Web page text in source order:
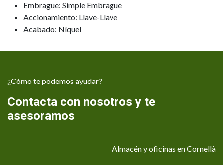
Embrague: Simple Embrague
Accionamiento: Llave-Llave
Acabado: Níquel
¿Cómo te podemos ayudar?
Contacta con nosotros y te
asesoramos
Almacén y oficinas en Cornellà